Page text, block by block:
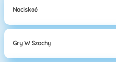
Naciskać
Gry W Szachy